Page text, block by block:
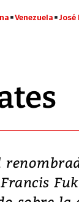
Venezuela José
Lula
con